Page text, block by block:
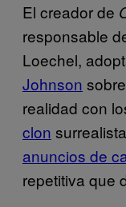
El creador de
responsable
Loechel,
Johnson
realidad con
clon
anuncios de
repetitiva que